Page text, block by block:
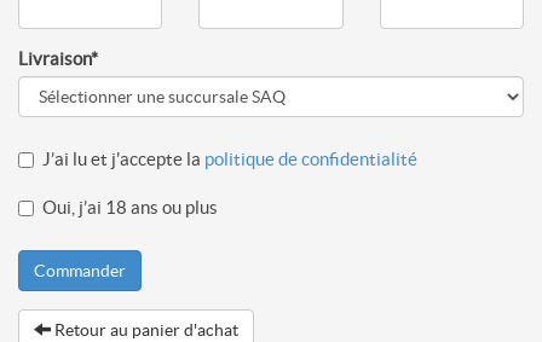
Livraison*
J’ai lu et j'accepte la politique de confidentialité
Oui, j’ai 18 ans ou plus
Commander
Retour au panier d'achat